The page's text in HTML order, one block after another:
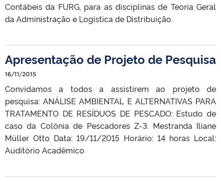
Contábeis da FURG, para as disciplinas de Teoria Geral
da Administração e Logística de Distribuição.
Apresentação de Projeto de Pesquisa
16/11/2015
Convidamos a todos a assistirem ao projeto de
pesquisa: ANÁLISE AMBIENTAL E ALTERNATIVAS PARA
TRATAMENTO DE RESÍDUOS DE PESCADO: Estudo de
caso da Colônia de Pescadores Z-3. Mestranda Iliane
Müller Otto Data: 19/11/2015 Horário: 14 horas Local:
Auditório Acadêmico